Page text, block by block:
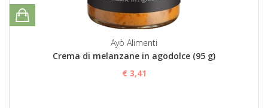
Ayò Alimenti
Crema di melanzane in agodolce (95 g)
€ 3,41